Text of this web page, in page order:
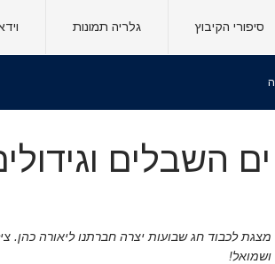
סיפורי הקיבוץ גלריה תמונות
ים השבלים
מצגת לכבוד חג שבועות יצרה חברתנו ליאורה כהן.
ושמואל!